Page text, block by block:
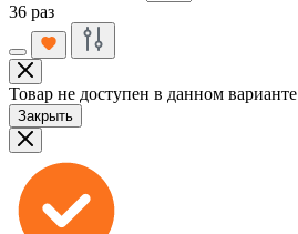
36 раз
Товар не доступен в данном варианте
Закрыть